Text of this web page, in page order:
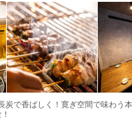
炭で香ばしく！寛ぎ空間で味わう